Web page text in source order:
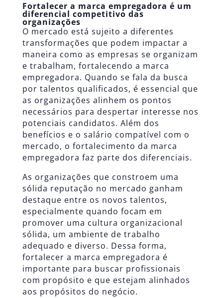
Fortalecer a marca empregadora é um
diferencial competitivo das
organizações
O mercado está sujeito a diferentes
transformações que podem impactar a
maneira como as empresas se organizam
e trabalham, fortalecendo a marca
empregadora. Quando se fala da busca
por talentos qualificados, é essencial que
as organizações alinhem os pontos
necessários para despertar interesse nos
potenciais candidatos. Além dos
benefícios e o salário compatível com o
mercado, o fortalecimento da marca
empregadora faz parte dos diferenciais.
As organizações que constroem uma
sólida reputação no mercado ganham
destaque entre os novos talentos,
especialmente quando focam em
promover uma cultura organizacional
sólida, um ambiente de trabalho
adequado e diverso. Dessa forma,
fortalecer a marca empregadora é
importante para buscar profissionais
com propósito e que estejam alinhados
aos propósitos do negócio.